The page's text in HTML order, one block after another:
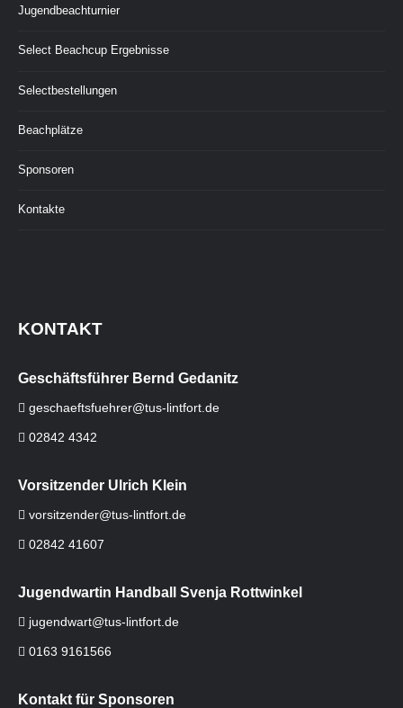
Jugendbeachturnier
Select Beachcup Ergebnisse
Selectbestellungen
Beachplätze
Sponsoren
Kontakte
KONTAKT
Geschäftsführer Bernd Gedanitz
geschaeftsfuehrer@tus-lintfort.de
02842 4342
Vorsitzender Ulrich Klein
vorsitzender@tus-lintfort.de
02842 41607
Jugendwartin Handball Svenja Rottwinkel
jugendwart@tus-lintfort.de
0163 9161566
Kontakt für Sponsoren